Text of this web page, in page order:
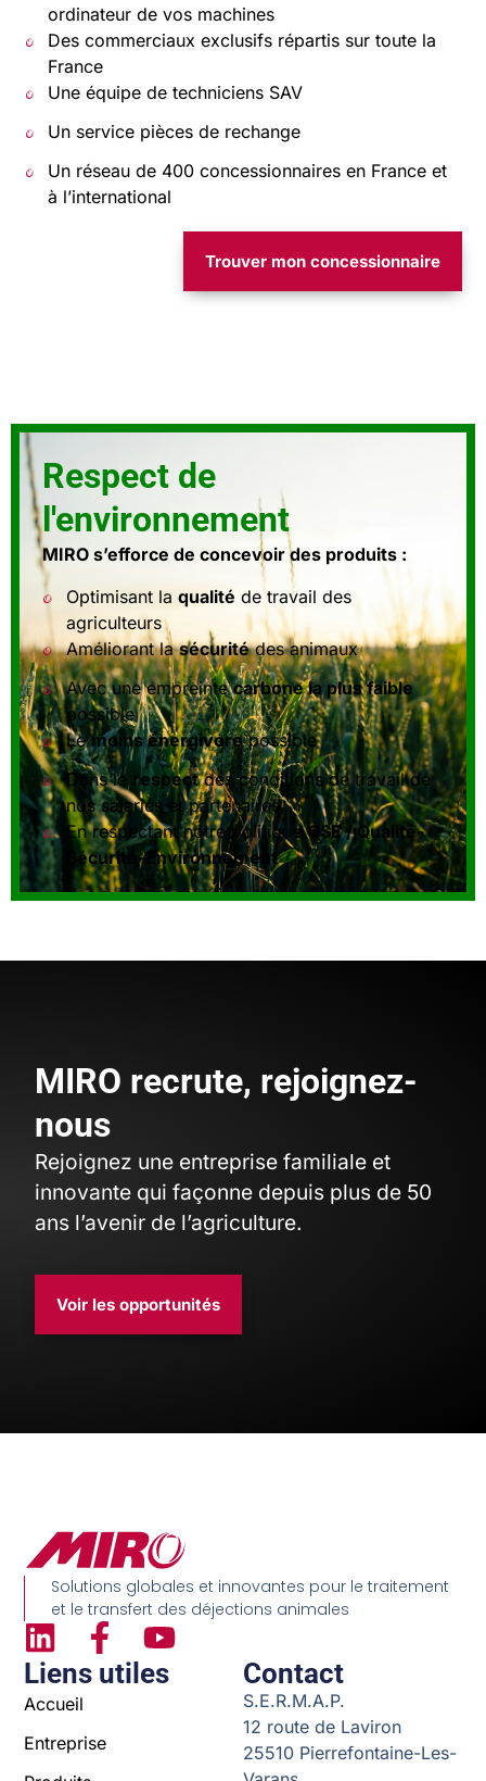
ordinateur de vos machines
Des commerciaux exclusifs répartis sur toute la
France
Une équipe de techniciens SAV
Un service pièces de rechange
Un réseau de 400 concessionnaires en France et
à l’international
Trouver mon concessionnaire
Respect de
l'environnement
MIRO s’efforce de concevoir des produits :
Optimisant la qualité de travail des
agriculteurs
Améliorant lasécuritédes animaux
Avec une empreintecarbone la plus faible
possible
Lemoins énergivorepossible
Dans le respectdes conditions de travail de
nos salariés et partenaires
En respectant notre politiqueQSE / Qualité-
Sécurité-Environnement
MIRO recrute, rejoignez-
nous
Rejoignez une entreprise familiale et
innovante qui façonne depuis plus de 50
ans l’avenir de l’agriculture.
Voir les opportunités
Solutions globales et innovantes pour le traitement
et le transfert des déjections animales
Liens utiles
Accueil
Entreprise
Contact
S.E.R.M.A.P.
12 route de Laviron
25510 Pierrefontaine-Les-